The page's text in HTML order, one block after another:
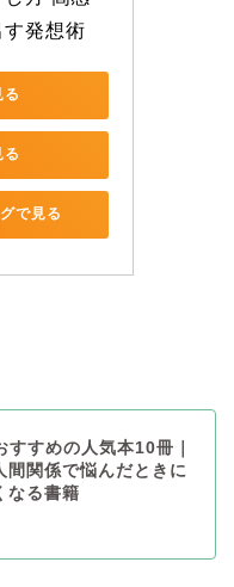
す発想術
る
で見る
すすめの人気本10冊｜
間関係で悩んだときに
なる書籍